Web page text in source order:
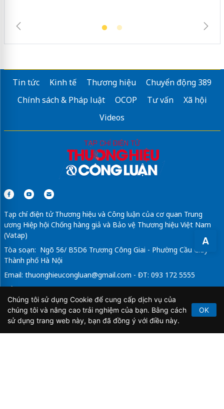
A
Tin tức Kinh tế Thương hiệu
Chuyển động 389
Chính sách & Pháp luật
OCOP Tư vấn
Xã hội
Videos
Tạp chí điện tử Thương hiệu và Công luận của cơ quan Trung
ương Hiệp hội Chống hàng giả và Bảo vệ Thương hiệu Việt Nam
(Vatap)
Tòa soạn: Ngõ 56/ B5D6 Trương Công Giai - Phường Cầu Giấy -
Thành phố Hà Nội
Email: thuonghieucongluan@gmail.com - ĐT: 093 172 5555
Tổng Biên Tập: Vũ Đức Thuận
Giấy phép hoạt động báo chí điện tử số 64/GP-BTTTT do Bộ
Thông tin và Truyền thông cấp ngày 21/2/2020.
Chúng tôi sử dụng Cookie để cung cấp dịch vụ của
chúng tôi và nâng cao trải nghiệm của bạn. Bằng cách
sử dụng trang web này, bạn đã đồng ý với điều này.
OK